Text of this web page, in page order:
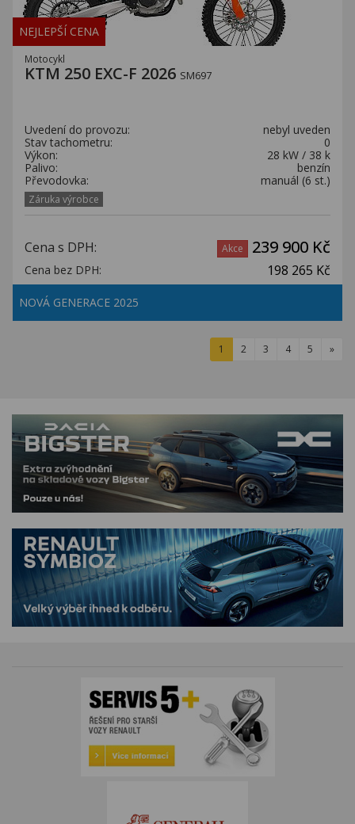
NEJLEPŠÍ CENA
Motocykl
KTM 250 EXC-F 2026 SM697
Uvedení do provozu:
nebyl uveden
Stav tachometru:
0
Výkon:
28 kW / 38 k
Palivo:
benzín
Převodovka:
manuál (6 st.)
Záruka výrobce
Cena s DPH: Akce 239 900 Kč
Cena bez DPH: 198 265 Kč
NOVÁ GENERACE 2025
1 2 3 4 5 »